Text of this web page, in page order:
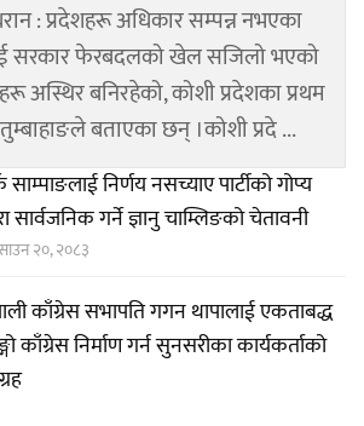
: प्रदेशहरू अधिकार सम्पन्न नभएका
सरकार फेरबदलको खेल सजिलो भएको
अस्थिर बनिरहेको, कोशी प्रदेशका प्रथम
बताएका छन् ।कोशी प्रदे ...
साम्पाङलाई निर्णय नसच्याए पार्टीको गोप्य
सार्वजनिक गर्ने ज्ञानु चाम्लिङको चेतावनी
२०, २०८३
काँग्रेस सभापति गगन थापालाई एकताबद्ध
काँग्रेस निर्माण गर्न सुनसरीका कार्यकर्ताको